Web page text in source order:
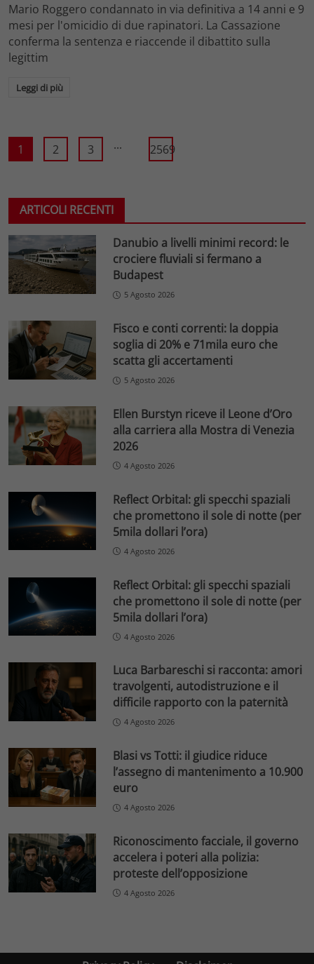
Mario Roggero condannato in via definitiva a 14 anni e 9
mesi per l'omicidio di due rapinatori. La Cassazione
conferma la sentenza e riaccende il dibattito sulla
legittim
Leggi di più
1 2 3 ... 2569
ARTICOLI RECENTI
Danubio a livelli minimi record: le
crociere fluviali si fermano a
Budapest
5 Agosto 2026
Fisco e conti correnti: la doppia
soglia di 20% e 71mila euro che
scatta gli accertamenti
5 Agosto 2026
Ellen Burstyn riceve il Leone d’Oro
alla carriera alla Mostra di Venezia
2026
4 Agosto 2026
Reflect Orbital: gli specchi spaziali
che promettono il sole di notte (per
5mila dollari l’ora)
4 Agosto 2026
Reflect Orbital: gli specchi spaziali
che promettono il sole di notte (per
5mila dollari l’ora)
4 Agosto 2026
Luca Barbareschi si racconta: amori
travolgenti, autodistruzione e il
difficile rapporto con la paternità
4 Agosto 2026
Blasi vs Totti: il giudice riduce
l’assegno di mantenimento a 10.900
euro
4 Agosto 2026
Riconoscimento facciale, il governo
accelera i poteri alla polizia:
proteste dell’opposizione
4 Agosto 2026